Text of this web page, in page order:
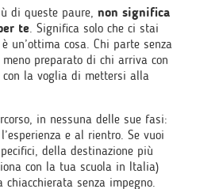
di queste paure, non significa
te. Significa solo che ci stai
un’ottima cosa. Chi parte senza
preparato di chi arriva con
con la voglia di mettersi alla
in nessuna delle sue fasi:
e al rientro. Se vuoi
della destinazione più
con la tua scuola in Italia)
chiacchierata senza impegno.